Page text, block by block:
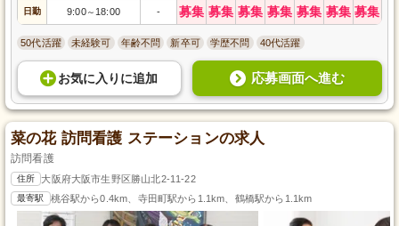
日勤 9:00～ 18:00 - 募集 募集 募集 募集 募集 募集 募集
50代活躍 未経験可 年齢不問 新卒可 学歴不問 40代活躍
お気に入り に追加 応募画面へ進む
菜の花 訪問看護 ステーションの求人
訪問看護
住所 大阪府大阪市生野区勝山北2-11-22
最寄駅 桃谷駅から0.4km、寺田町駅から1.1km、鶴橋駅から1.1km